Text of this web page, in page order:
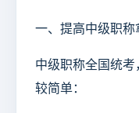
一、提高中级职称
中级职称全国统
较简单：